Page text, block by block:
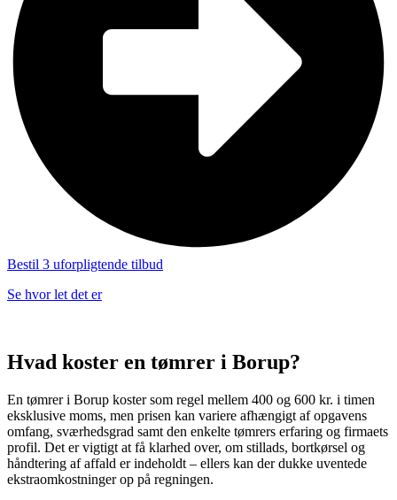
Bestil 3 uforpligtende tilbud
Se hvor let det er
Hvad koster en tømrer i Borup?
En tømrer i Borup koster som regel mellem 400 og 600 kr. i timen
eksklusive moms, men prisen kan variere afhængigt af opgavens
omfang, sværhedsgrad samt den enkelte tømrers erfaring og firmaets
profil. Det er vigtigt at få klarhed over, om stillads, bortkørsel og
håndtering af affald er indeholdt – ellers kan der dukke uventede
ekstraomkostninger op på regningen.